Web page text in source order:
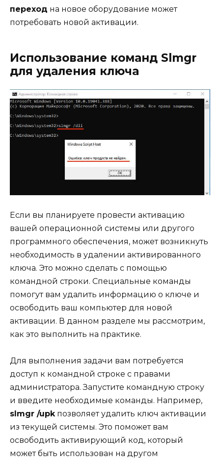
переход на новое оборудование может
потребовать новой активации.
Использование команд Slmgr
для удаления ключа
Если вы планируете провести активацию
вашей операционной системы или другого
программного обеспечения, может возникнуть
необходимость в удалении активированного
ключа. Это можно сделать с помощью
командной строки. Специальные команды
помогут вам удалить информацию о ключе и
освободить ваш компьютер для новой
активации. В данном разделе мы рассмотрим,
как это выполнить на практике.
Для выполнения задачи вам потребуется
доступ к командной строке с правами
администратора. Запустите командную строку
и введите необходимые команды. Например,
slmgr /upkпозволяет удалить ключ активации
из текущей системы. Это поможет вам
освободить активирующий код, который
может быть использован на другом